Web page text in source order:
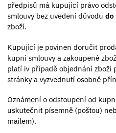
předpisů má kupující právo
smlouvy bez uvedení důvodu do
zboží.
Kupující je povinen doručit
kupní smlouvy a zakoupené
platí iv případě objednání zboží
stránky a vyzvednutí osobně
Oznámení o odstoupení od
uskutečnit písemně (poštou)
mailem).